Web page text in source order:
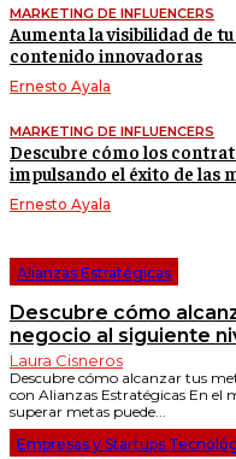
Alianzas Estratégicas
Descubre cómo
negocio al siguiente
Laura Cisneros
Descubre cómo alcanzar tus
con Alianzas Estratégicas En el
superar metas puede...
Empresas y Startups
MARKETING DE INFLUENCERS
Aumenta la visibilidad de
contenido innovadoras
Ernesto Ayala
MARKETING DE INFLUENCERS
Descubre cómo los
impulsando el éxito de las
Ernesto Ayala